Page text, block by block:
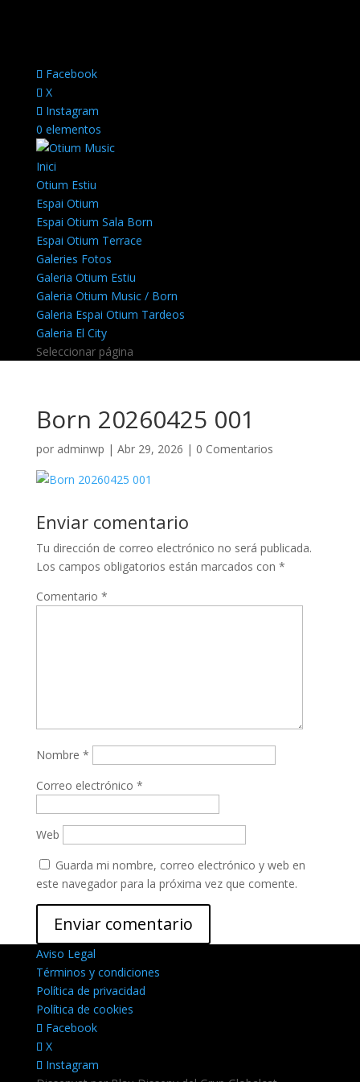
Facebook
X
Instagram
0 elementos
Inici
Otium Estiu
Espai Otium
Espai Otium Sala Born
Espai Otium Terrace
Galeries Fotos
Galeria Otium Estiu
Galeria Otium Music / Born
Galeria Espai Otium Tardeos
Galeria El City
Seleccionar página
Born 20260425 001
por adminwp | Abr 29, 2026 | 0 Comentarios
Enviar comentario
Tu dirección de correo electrónico no será publicada.
Los campos obligatorios están marcados con *
Comentario *
Nombre *
Correo electrónico *
Web
Guarda mi nombre, correo electrónico y web en
este navegador para la próxima vez que comente.
Aviso Legal
Términos y condiciones
Política de privacidad
Política de cookies
Facebook
X
Instagram